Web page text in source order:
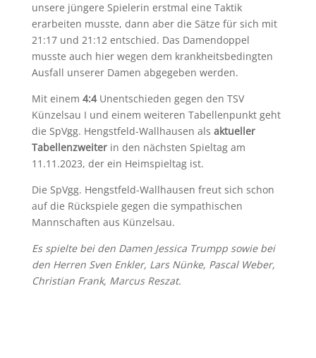
unsere jüngere Spielerin erstmal eine Taktik
erarbeiten musste, dann aber die Sätze für sich mit
21:17 und 21:12 entschied. Das Damendoppel
musste auch hier wegen dem krankheitsbedingten
Ausfall unserer Damen abgegeben werden.
Mit einem 4:4Unentschieden gegen den TSV
Künzelsau I und einem weiteren Tabellenpunkt geht
die SpVgg. Hengstfeld-Wallhausen als aktueller
Tabellenzweiterin den nächsten Spieltag am
11.11.2023, der ein Heimspieltag ist.
Die SpVgg. Hengstfeld-Wallhausen freut sich schon
auf die Rückspiele gegen die sympathischen
Mannschaften aus Künzelsau.
Es spielte bei den Damen Jessica Trumpp sowie bei
den Herren Sven Enkler, Lars Nünke, Pascal Weber,
Christian Frank, Marcus Reszat.